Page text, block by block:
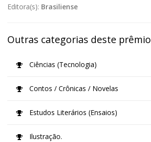
Editora(s): Brasiliense
Outras categorias deste prêmio
Ciências (Tecnologia)
Contos / Crônicas / Novelas
Estudos Literários (Ensaios)
Ilustração.